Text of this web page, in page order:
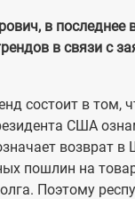
в
в связи с
состоит в том,
США
возврат
пошлин на
Поэтому